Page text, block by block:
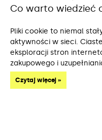
Co warto wiedzieć
Pliki cookie to niemal
aktywności w sieci.
eksploracji stron
zakupowego i
Czytaj więcej »